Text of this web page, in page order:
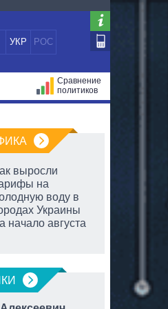
УКР РОС
Сравнение
политиков
выросли
на
воду в
Украины
начало августа